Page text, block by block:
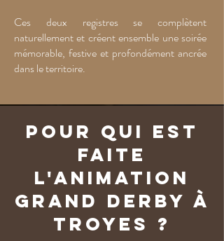
Ces deux registres se complètent
naturellement et créent ensemble une soirée
mémorable, festive et profondément ancrée
dans le territoire.
Pour qui est
faite
l'animation
Grand Derby à
Troyes ?